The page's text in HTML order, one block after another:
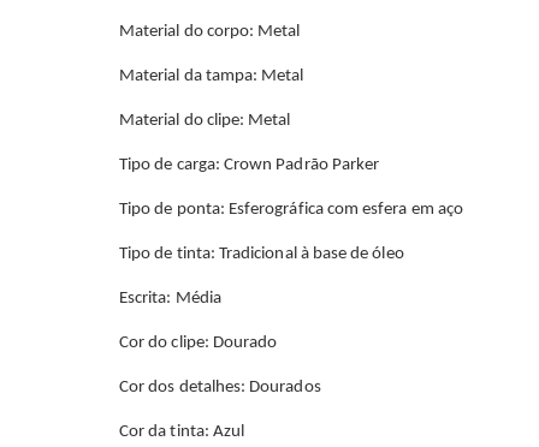
Material do corpo: Metal
Material da tampa: Metal
Material do clipe: Metal
Tipo de carga: Crown Padrão Parker
Tipo de ponta: Esferográfica com esfera em aço
Tipo de tinta: Tradicional à base de óleo
Escrita: Média
Cor do clipe: Dourado
Cor dos detalhes: Dourados
Cor da tinta: Azul